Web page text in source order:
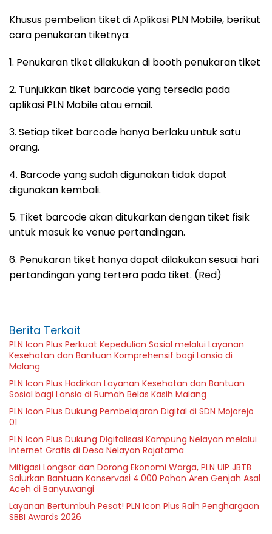
Khusus pembelian tiket di Aplikasi PLN Mobile, berikut
cara penukaran tiketnya:
1. Penukaran tiket dilakukan di booth penukaran tiket
2. Tunjukkan tiket barcode yang tersedia pada
aplikasi PLN Mobile atau email.
3. Setiap tiket barcode hanya berlaku untuk satu
orang.
4. Barcode yang sudah digunakan tidak dapat
digunakan kembali.
5. Tiket barcode akan ditukarkan dengan tiket fisik
untuk masuk ke venue pertandingan.
6. Penukaran tiket hanya dapat dilakukan sesuai hari
pertandingan yang tertera pada tiket. (Red)
Berita Terkait
PLN Icon Plus Perkuat Kepedulian Sosial melalui Layanan
Kesehatan dan Bantuan Komprehensif bagi Lansia di
Malang
PLN Icon Plus Hadirkan Layanan Kesehatan dan Bantuan
Sosial bagi Lansia di Rumah Belas Kasih Malang
PLN Icon Plus Dukung Pembelajaran Digital di SDN Mojorejo
01
PLN Icon Plus Dukung Digitalisasi Kampung Nelayan melalui
Internet Gratis di Desa Nelayan Rajatama
Mitigasi Longsor dan Dorong Ekonomi Warga, PLN UIP JBTB
Salurkan Bantuan Konservasi 4.000 Pohon Aren Genjah Asal
Aceh di Banyuwangi
Layanan Bertumbuh Pesat! PLN Icon Plus Raih Penghargaan
SBBI Awards 2026